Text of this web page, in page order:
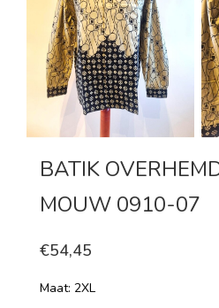
BATIK
MOUW 0910-07
€54,45
Maat: 2XL